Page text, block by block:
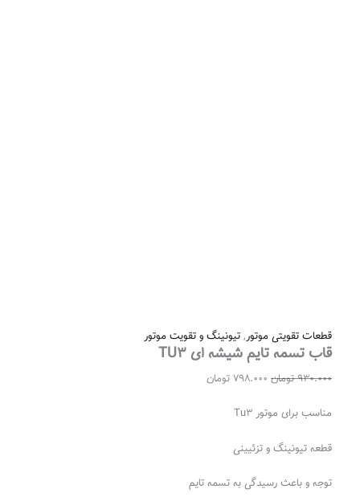
قطعات تقویتی موتور, تیونینگ و تقویت موتور
قاب تسمه تایم شیشه ای TU3
930.000 تومان 798.000 تومان
مناسب برای موتور Tu3
قطعه تیونینگ و تزئیینی
توجه و باعث رسیدگی به تسمه تایم